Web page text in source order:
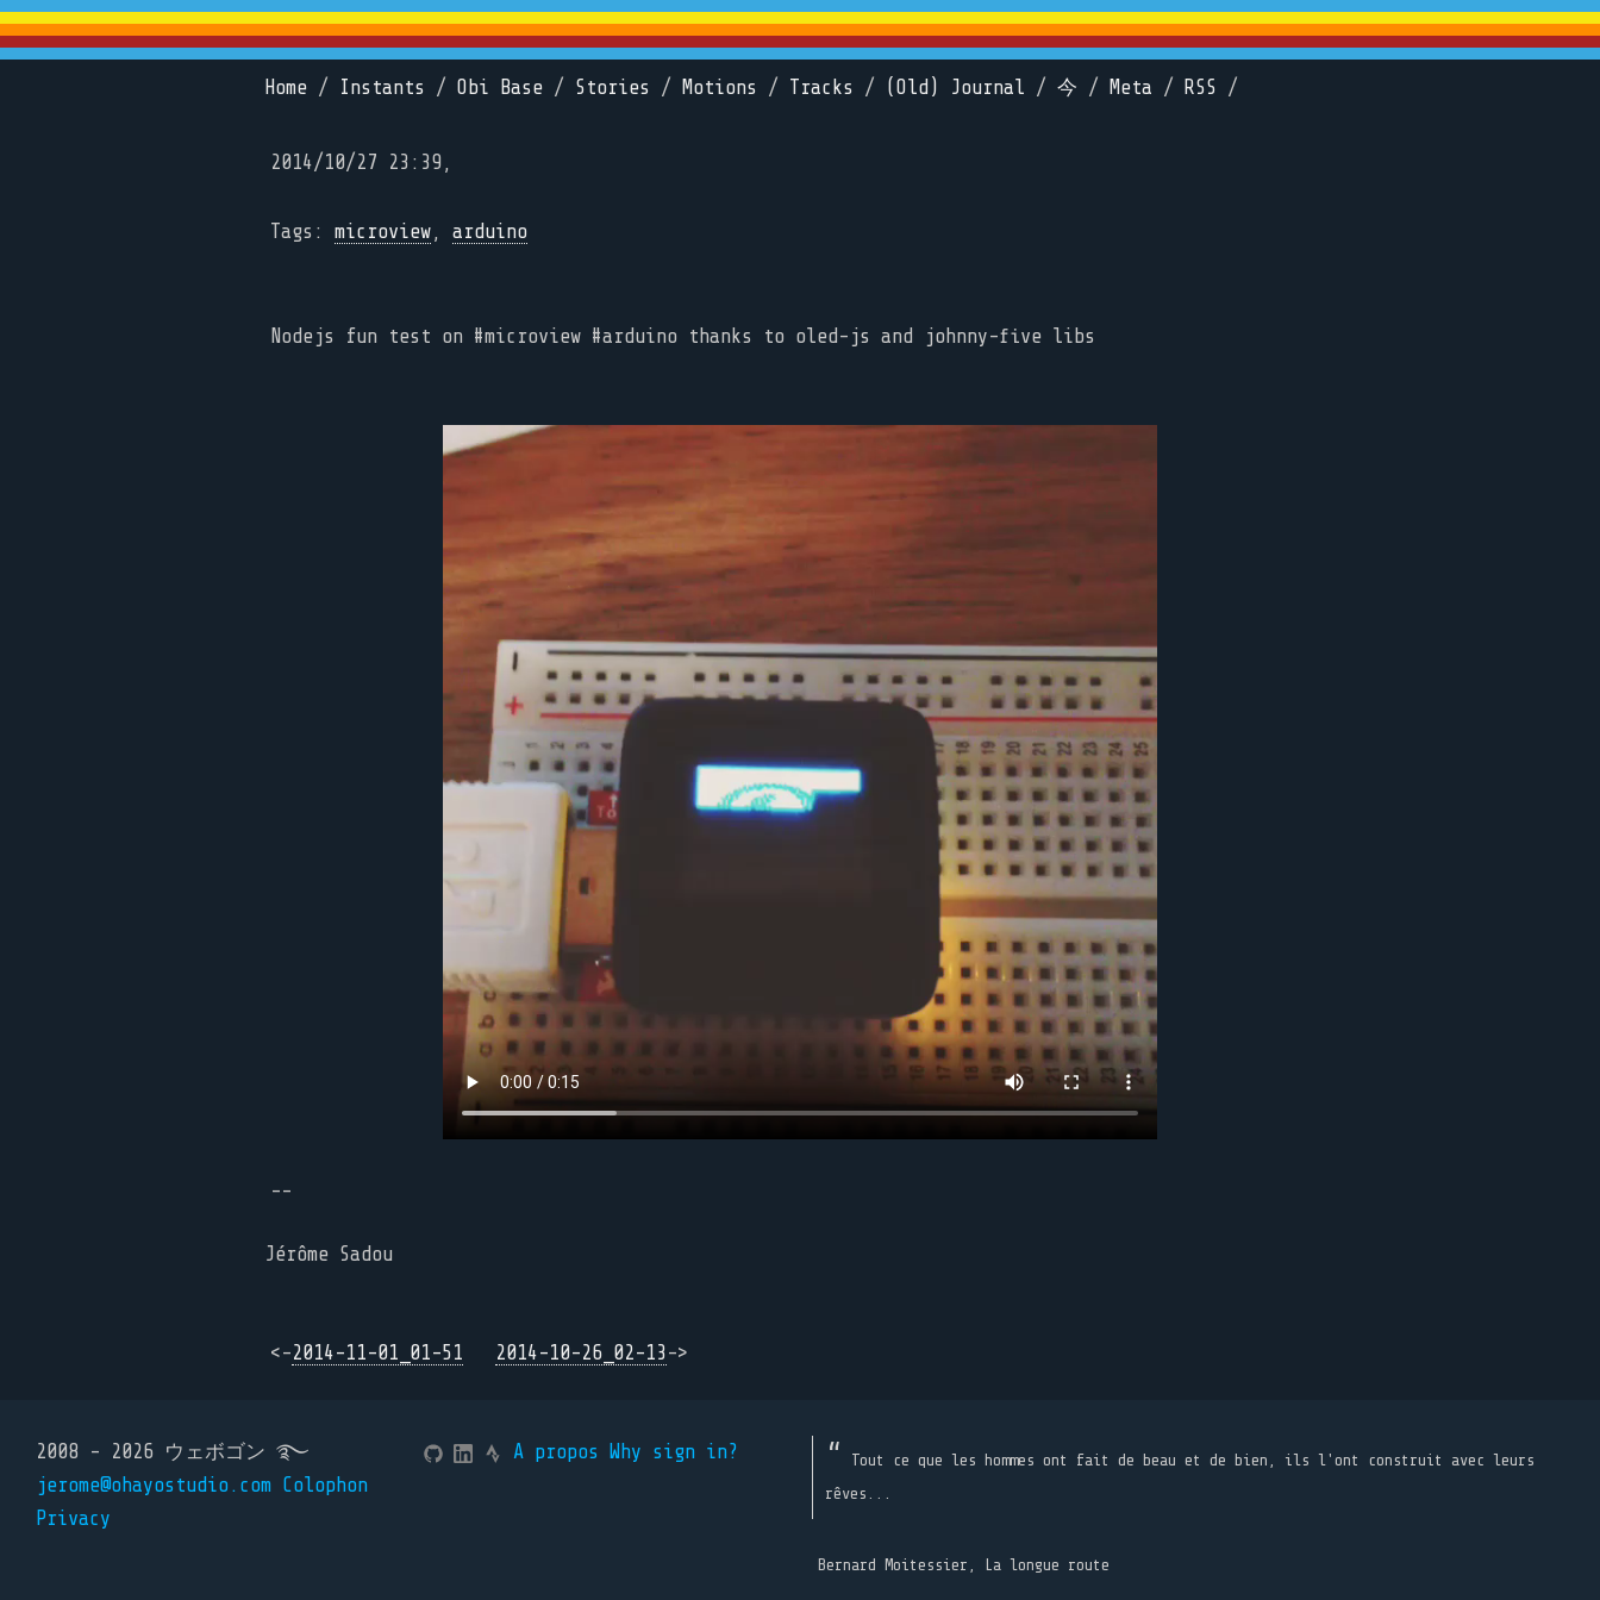
Home / Instants / Obi Base / Stories / Motions / Tracks / (Old) Journal / 今 / Meta / RSS /
2014/10/27 23:39,
Tags: microview, arduino
Nodejs fun test on #microview #arduino thanks to oled-js and johnny-five libs
--
Jérôme Sadou
<-2014-11-01_01-51 2014-10-26_02-13->
2008 - 2026 ウェボゴン ࿐
jerome@ohayostudio.com Colophon
Privacy
A propos Why sign in?
Tout ce que les hommes ont fait de beau et de bien, ils l'ont construit avec leurs
rêves...
Bernard Moitessier, La longue route